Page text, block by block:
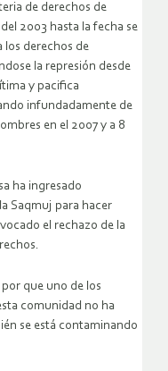
de derechos de
2003 hasta la fecha se
los derechos de
la represión desde
y pacifica
infundadamente de
en el 2007 y a 8
ha ingresado
Saqmuj para hacer
el rechazo de la
que uno de los
comunidad no ha
se está contaminando